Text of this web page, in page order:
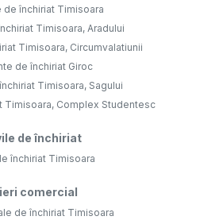
de închiriat Timisoara
Timisoara, Aradului
Timisoara, Circumvalatiunii
de închiriat Giroc
Timisoara, Sagului
Timisoara, Complex Studentesc
de închiriat
închiriat Timisoara
comercial
de închiriat Timisoara